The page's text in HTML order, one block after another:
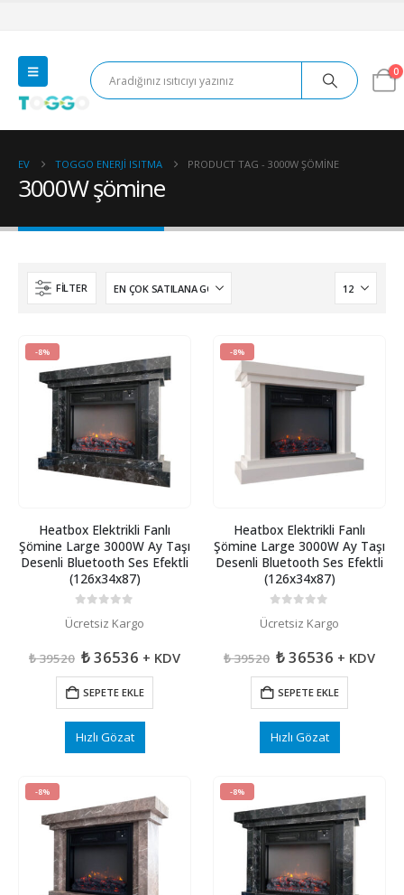
0
EV TOGGO ENERJI ISITMA PRODUCT TAG - 3000W ŞÖMINE
3000W şömine
FILTER
-8%
Heatbox Elektrikli Fanlı
Şömine Large 3000W Ay Taşı
Desenli Bluetooth Ses Efektli
(126x34x87)
Ücretsiz Kargo
₺39520 Orijinal
₺ 39520.
₺36536Şu
fiyat:
₺ 36536.
+ KDV
SEPETE EKLE
Hızlı Gözat
-8%
Heatbox Elektrikli Fanlı
Şömine Large 3000W Ay Taşı
Desenli Bluetooth Ses Efektli
(126x34x87)
Ücretsiz Kargo
₺39520 Orijinal
₺ 39520.
₺36536Şu
fiyat:
₺ 36536.
+ KDV
SEPETE EKLE
Hızlı Gözat
-8% -8%